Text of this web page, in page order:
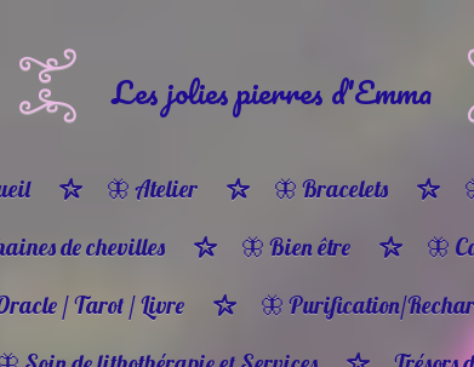
Les jolies pierres d'Emma
🦋 Atelier 🦋 Bracelets
de chevilles
🦋 Bien être 🦋
/ Tarot / Livre
🦋 Purification/